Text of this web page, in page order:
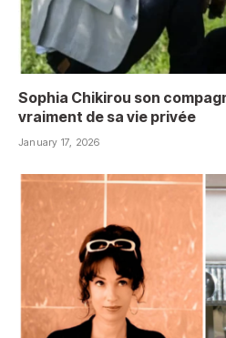
Sophia Chikirou son
vraiment de sa vie privée
January 17, 2026